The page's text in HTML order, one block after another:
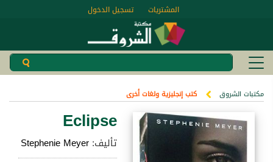
تسجيل الدخول المشتريات
مكتبات الشروق كتب إنجليزية ولغات أخرى
Eclipse
تأليف:Stephenie Meyer